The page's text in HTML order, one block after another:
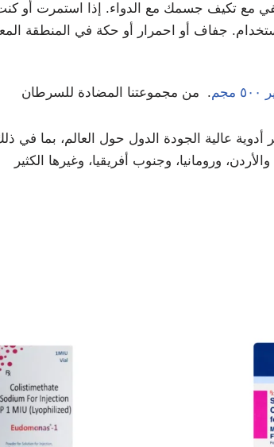
مع تكيف جسمك مع الدواء. إذا استمرت أو
. من مجموعتنا المضادة للسرطان
عالية الجودة الدول حول العالم، بما في